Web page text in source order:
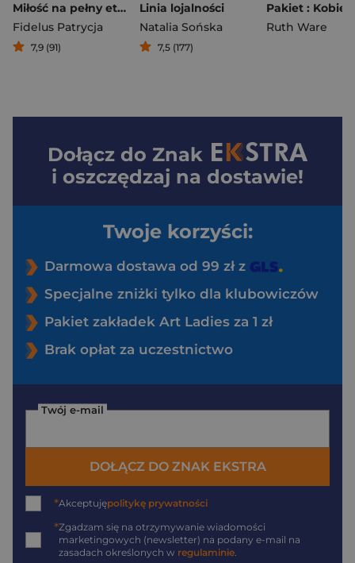
Miłość na pełny etat
Fidelus Patrycja
7,9 (91)
Linia lojalności
Natalia Sońska
7,5 (177)
Ruth Ware
Dołącz do Znak
i oszczędzaj na dostawie!
Twoje korzyści:
Darmowa dostawa od 99 zł z
Specjalne zniżki tylko dla klubowiczów
Pakiet zakładek Art Ladies za 1 zł
Brak opłat za uczestnictwo
Twój e-mail
DOŁĄCZ DO ZNAK EKSTRA
*Akceptujępolitykę prywatności
*Zgadzam się na otrzymywanie wiadomości
marketingowych (newsletter) na podany e-mail na
zasadach określonych w regulaminie.